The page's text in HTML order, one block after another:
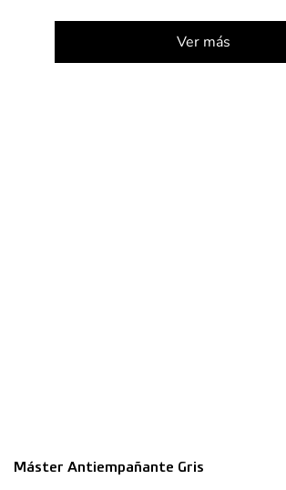
Ver más
Máster Antiempañante Gris